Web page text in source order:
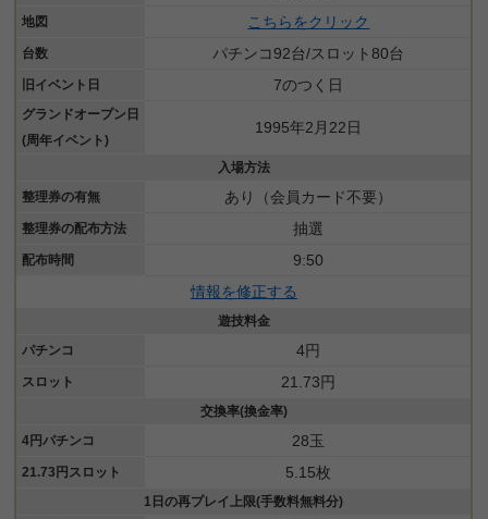
地図 こちらをクリック
台数 パチンコ92台/スロット80台
旧イベント日 7のつく日
グランドオープン日
(周年イベント)
1995年2月22日
入場方法
整理券の有無
あり（会員カード不要）
整理券の配布方法 抽選
配布時間
9:50
情報を修正する
遊技料金
パチンコ
4円
スロット 21.73円
交換率(換金率)
4円パチンコ
28玉
21.73円スロット 5.15枚
1日の再プレイ上限(手数料無料分)